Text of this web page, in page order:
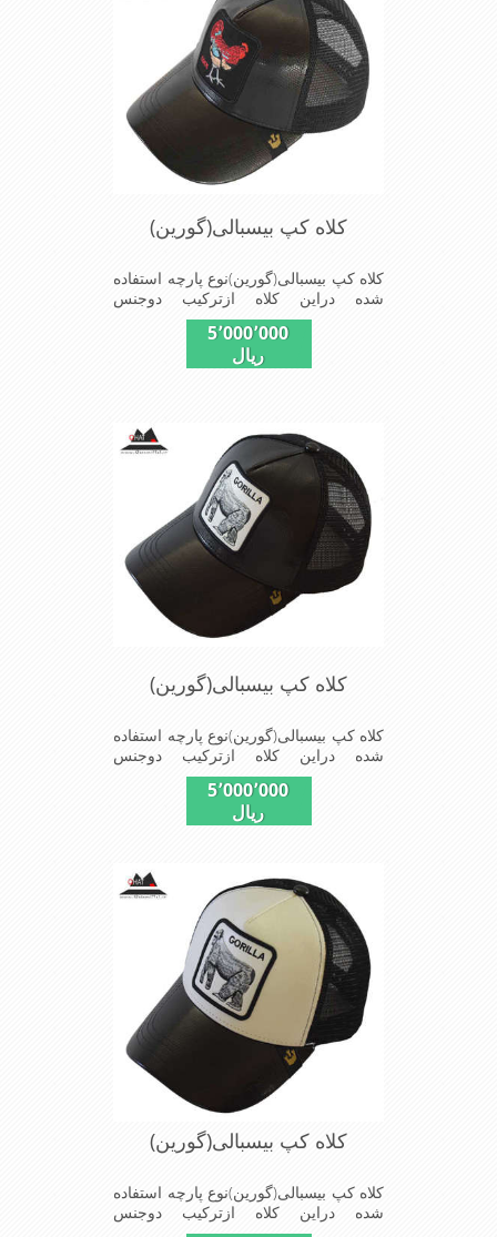
کلاه کپ بیسبالی(گورین)
کلاه کپ بیسبالی(گورین)نوع پارچه استفاده
شده دراین کلاه ازترکیب دوجنس
چرم(مصنویی)وپلیستراست که با
استفاده است ونقاب که مناسب این شکل
ازدیگرخصوصیات این کلاه می باشندmade
in chaina
5٬000٬000
ریال
کلاه کپ بیسبالی(گورین)
کلاه کپ بیسبالی(گورین)نوع پارچه استفاده
شده دراین کلاه ازترکیب دوجنس
چرم(مصنویی)وپلیستراست که با
استفاده است ونقاب که مناسب این شکل
مناسب,سبکی,خوش فرمی
ازدیگرخصوصیات این کلاه می باشندmade
in chaina
5٬000٬000
ریال
کلاه کپ بیسبالی(گورین)
کلاه کپ بیسبالی(گورین)نوع پارچه استفاده
شده دراین کلاه ازترکیب دوجنس
چرم(مصنویی)وپلیستراست که با